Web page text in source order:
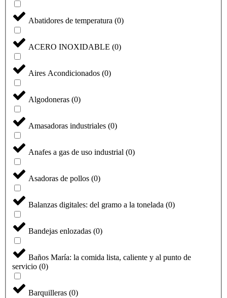
Abatidores de temperatura (0)
ACERO INOXIDABLE (0)
Aires Acondicionados (0)
Algodoneras (0)
Amasadoras industriales (0)
Anafes a gas de uso industrial (0)
Asadoras de pollos (0)
Balanzas digitales: del gramo a la tonelada (0)
Bandejas enlozadas (0)
Baños María: la comida lista, caliente y al punto de
servicio (0)
Barquilleras (0)